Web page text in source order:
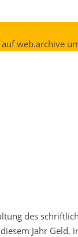
web.archive
des
Jahr Geld,